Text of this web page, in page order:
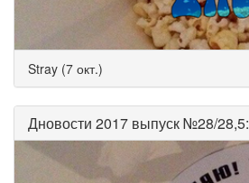
Stray (7 окт.)
Дновости 2017 выпуск №28/28,5: